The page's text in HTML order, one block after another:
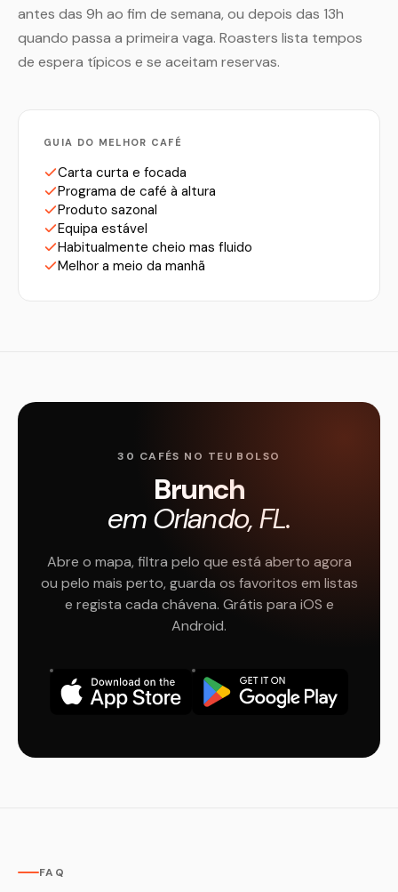
antes das 9h ao fim de semana, ou depois das 13h
quando passa a primeira vaga. Roasters lista tempos
de espera típicos e se aceitam reservas.
GUIA DO MELHOR CAFÉ
Carta curta e focada
Programa de café à altura
Produto sazonal
Equipa estável
Habitualmente cheio mas fluido
Melhor a meio da manhã
30 CAFÉS NO TEU BOLSO
Brunch
em Orlando, FL.
Abre o mapa, filtra pelo que está aberto agora
ou pelo mais perto, guarda os favoritos em listas
e regista cada chávena. Grátis para iOS e
Android.
FAQ